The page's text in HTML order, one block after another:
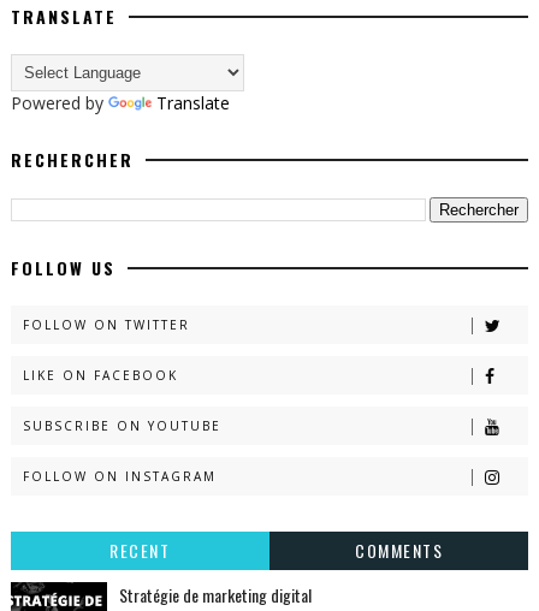
TRANSLATE
Powered by Translate
RECHERCHER
FOLLOW US
FOLLOW ON TWITTER
LIKE ON FACEBOOK
SUBSCRIBE ON YOUTUBE
FOLLOW ON INSTAGRAM
RECENT
COMMENTS
Stratégie de marketing digital